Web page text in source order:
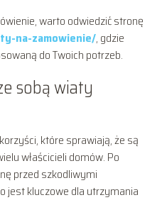
warto odwiedzić stronę
na-zamowienie/, gdzie
do Twoich potrzeb.
sobą wiaty
które sprawiają, że są
właścicieli domów. Po
przed szkodliwymi
jest kluczowe dla utrzymania